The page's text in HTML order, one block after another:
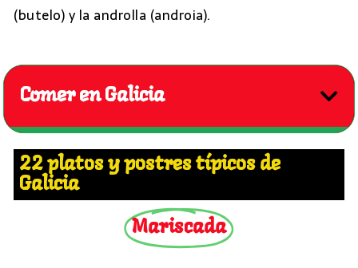
(butelo) y la androlla (androia).
Comer en Galicia
22 platos y postres típicos de
Galicia
Mariscada